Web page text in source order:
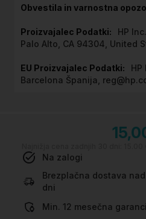
HP
Palo Alto, CA 94304, United
HP
Barcelona Španija,
Na zalogi
Brezplačna dostava
dni
Min. 12 mesečna